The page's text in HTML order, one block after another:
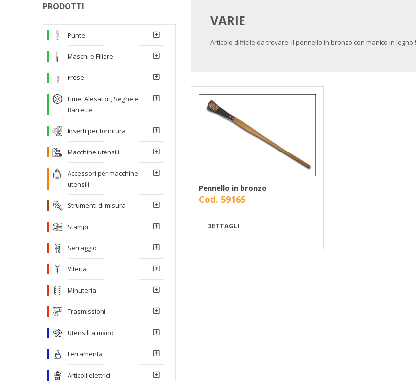
VARIE
Articolo difficile da trovare: il pennello in bronzo con manico in legno !
Pennello in bronzo
Cod. 59165
DETTAGLI
PRODOTTI
Punte
Maschi e Filiere
Frese
Lime, Alesatori, Seghe e
Barrette
Inserti per tornitura
Macchine utensili
Accessori per macchine
utensili
Strumenti di misura
Stampi
Serraggio
Viteria
Minuteria
Trasmissioni
Utensili a mano
Ferramenta
Articoli elettrici